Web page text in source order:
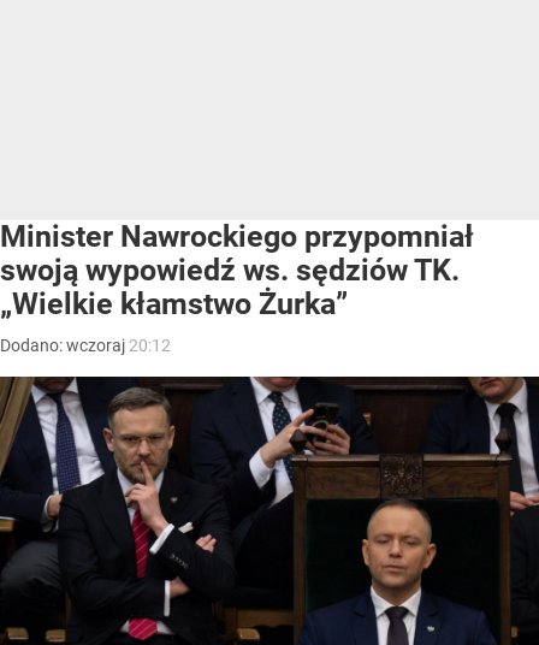
Minister Nawrockiego przypomniał
swoją wypowiedź ws. sędziów TK.
„Wielkie kłamstwo Żurka”
Dodano:wczoraj 20:12